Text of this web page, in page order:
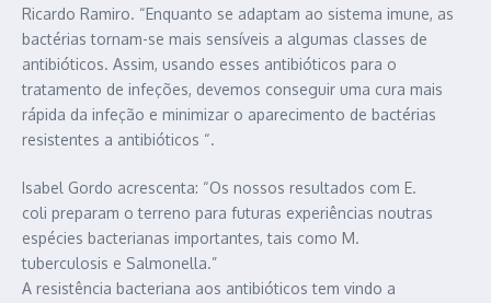
Ricardo Ramiro. “Enquanto se adaptam ao sistema imune, as
bactérias tornam-se mais sensíveis a algumas classes de
antibióticos. Assim, usando esses antibióticos para o
tratamento de infeções, devemos conseguir uma cura mais
rápida da infeção e minimizar o aparecimento de bactérias
resistentes a antibióticos “.
Isabel Gordo acrescenta: “Os nossos resultados com E.
coli preparam o terreno para futuras experiências noutras
espécies bacterianas importantes, tais como M.
tuberculosis e Salmonella.”
A resistência bacteriana aos antibióticos tem vindo a